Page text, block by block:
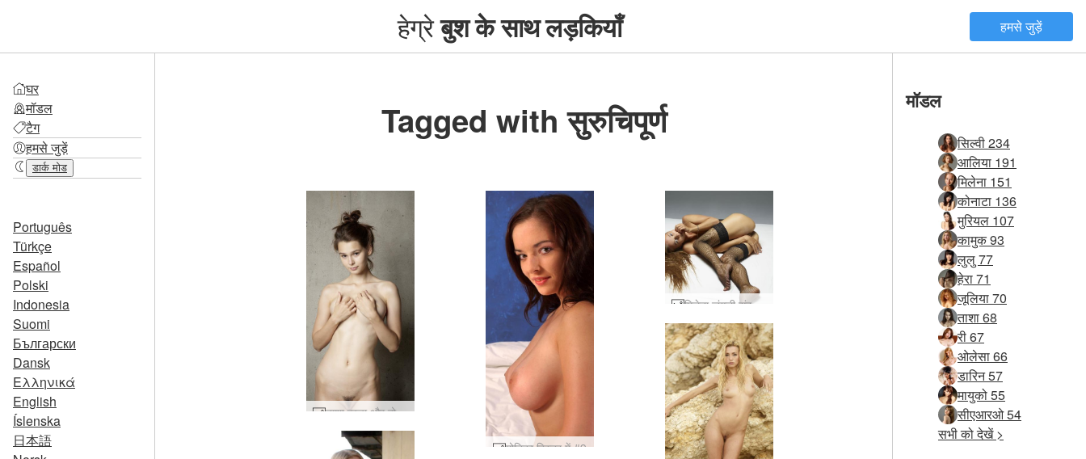
हेग्रेबुश के साथ लड़कियाँ हमसे जुड़ें
घर
मॉडल
टैग
हमसे जुड़ें
डार्क मोड
Português
Türkçe
Español
Polski
Indonesia
Suomi
Български
Dansk
Ελληνικά
English
Íslenska
日本語
Tagged with सुरुचिपूर्ण
ताशा त्वचा और ठोस #10
मोनिका बिस्तर में #9
मिलेना जंगली सुंदरता #57
मॉडल
सिल्वी 234
आलिया 191
मिलेना 151
कोनाटा 136
मुरियल 107
कामुक 93
लुलु 77
हेरा 71
जूलिया 70
ताशा 68
री 67
ओलेसा 66
डारिन 57
मायुको 55
सीएआरओ 54
सभी को देखें >